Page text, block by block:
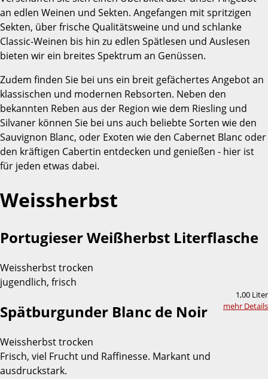
an edlen Weinen und Sekten. Angefangen mit spritzigen
Sekten, über frische Qualitätsweine und und schlanke
Classic-Weinen bis hin zu edlen Spätlesen und Auslesen
bieten wir ein breites Spektrum an Genüssen.
Zudem finden Sie bei uns ein breit gefächertes Angebot an
klassischen und modernen Rebsorten. Neben den
bekannten Reben aus der Region wie dem Riesling und
Silvaner können Sie bei uns auch beliebte Sorten wie den
Sauvignon Blanc, oder Exoten wie den Cabernet Blanc oder
den kräftigen Cabertin entdecken und genießen - hier ist
für jeden etwas dabei.
Weissherbst
Portugieser Weißherbst Literflasche
Weissherbst trocken
jugendlich, frisch
1,00 Liter
mehr Details
Spätburgunder Blanc de Noir
Weissherbst trocken
Frisch, viel Frucht und Raffinesse. Markant und
ausdruckstark.